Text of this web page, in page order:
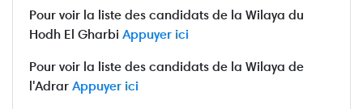
Pour voir la liste des candidats de la Wilaya du
Hodh El Gharbi Appuyer ici
Pour voir la liste des candidats de la Wilaya de
l'Adrar Appuyer ici